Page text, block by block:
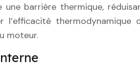
une barrière thermique,
l’efficacité
moteur.